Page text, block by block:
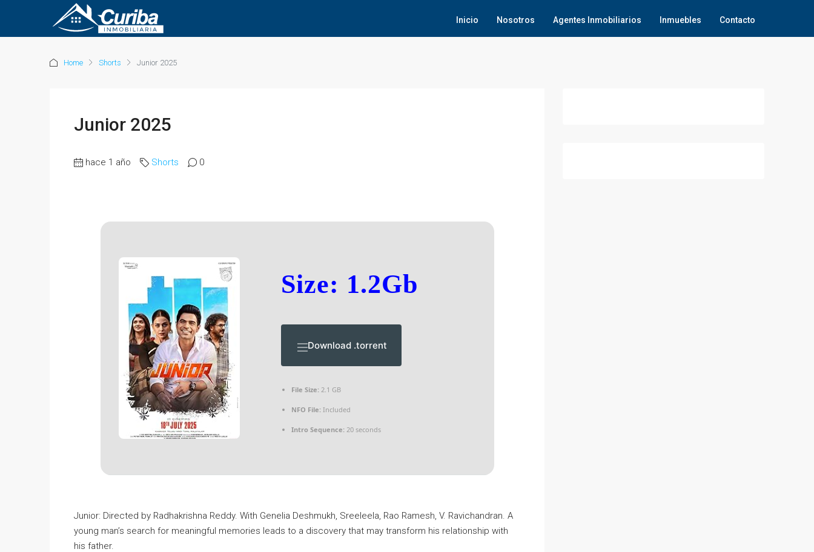
Inicio Nosotros Agentes Inmobiliarios Inmuebles Contacto
Home Shorts Junior 2025
Junior 2025
hace 1 año Shorts 0
Size: 1.2Gb
Download .torrent
File Size:2.1 GB
NFO File:Included
Intro Sequence:20 seconds
Junior: Directed by Radhakrishna Reddy. With Genelia Deshmukh, Sreeleela, Rao Ramesh, V. Ravichandran. A
young man’s search for meaningful memories leads to a discovery that may transform his relationship with
his father.